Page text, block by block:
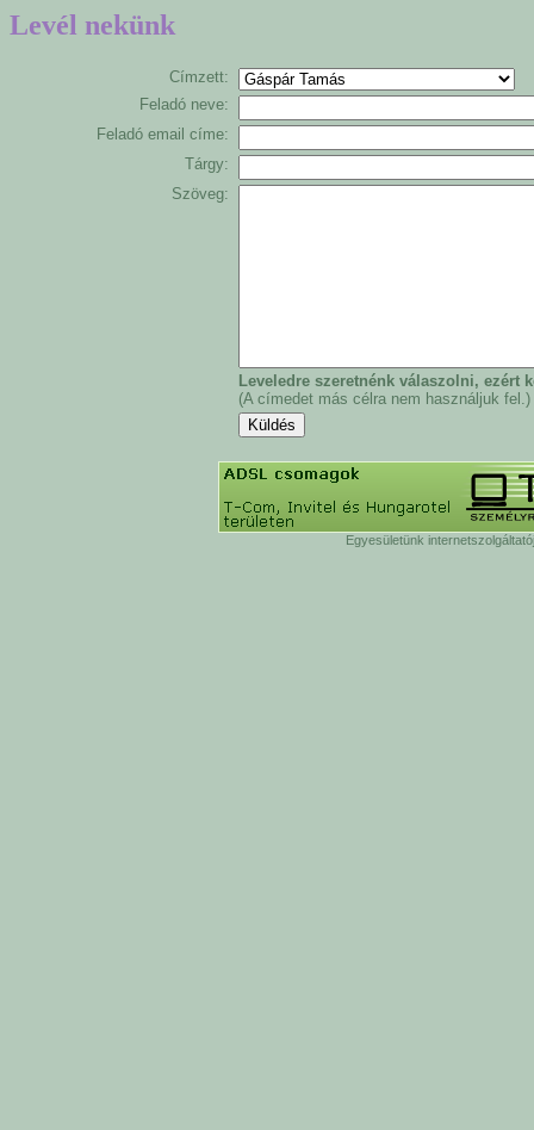
Levél nekünk
Címzett:
Feladó neve:
Feladó email címe:
Tárgy:
Szöveg:
Leveledre szeretnénk válaszolni, ezért
(A címedet más célra nem használjuk fel.)
Egyesületünk